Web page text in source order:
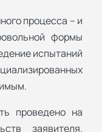
процесса – и
формы
испытаний
проведено на
заявителя.